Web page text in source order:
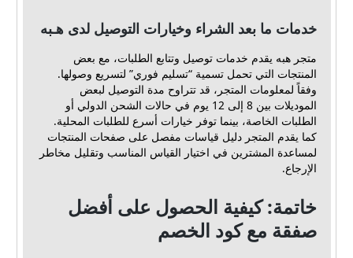
خدمات ما بعد الشراء وخيارات التوصيل لدى هـبه
متجر هبه يقدم خدمات توصيل وتتابع الطلبات، مع بعض
المنتجات التي تحمل تسمية “تسليم فوري” لتسريع وصولها.
وفقاً لمعلومات المتجر، قد تتراوح مدة التوصيل لبعض
الموديلات بين 8 إلى 12 يوم في حالات الشحن الدولي أو
الطلبات الخاصة، بينما توفر خيارات أسرع للطلبات المحلية.
كما يقدم المتجر دليل قياسات مفصل على صفحات المنتجات
لمساعدة المشترين في اختيار القياس المناسب وتقليل مخاطر
الإرجاع.
خاتمة: كيفية الحصول على أفضل
صفقة مع كود الخصم